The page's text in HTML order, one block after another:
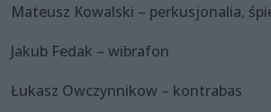
Mateusz Kowalski – perkusjonalia,
Jakub Fedak – wibrafon
Łukasz Owczynnikow – kontrabas